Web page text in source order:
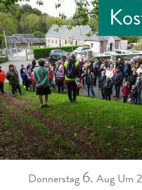
Donnerstag 6. Aug Um